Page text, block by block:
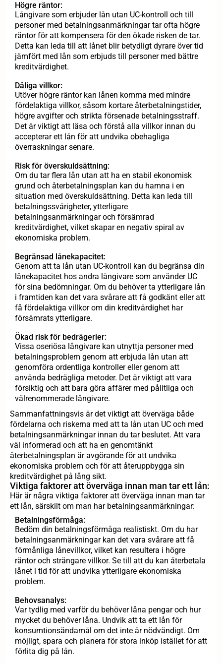
Högre räntor:
Långivare som erbjuder lån utan UC-kontroll och till
personer med betalningsanmärkningar tar ofta högre
räntor för att kompensera för den ökade risken de tar.
Detta kan leda till att lånet blir betydligt dyrare över tid
jämfört med lån som erbjuds till personer med bättre
kreditvärdighet.
Dåliga villkor:
Utöver högre räntor kan lånen komma med mindre
fördelaktiga villkor, såsom kortare återbetalningstider,
högre avgifter och strikta försenade betalningsstraff.
Det är viktigt att läsa och förstå alla villkor innan du
accepterar ett lån för att undvika obehagliga
överraskningar senare.
Risk för överskuldsättning:
Om du tar flera lån utan att ha en stabil ekonomisk
grund och återbetalningsplan kan du hamna i en
situation med överskuldsättning. Detta kan leda till
betalningssvårigheter, ytterligare
betalningsanmärkningar och försämrad
kreditvärdighet, vilket skapar en negativ spiral av
ekonomiska problem.
Begränsad lånekapacitet:
Genom att ta lån utan UC-kontroll kan du begränsa din
lånekapacitet hos andra långivare som använder UC
för sina bedömningar. Om du behöver ta ytterligare lån
i framtiden kan det vara svårare att få godkänt eller att
få fördelaktiga villkor om din kreditvärdighet har
försämrats ytterligare.
Ökad risk för bedrägerier:
Vissa oseriösa långivare kan utnyttja personer med
betalningsproblem genom att erbjuda lån utan att
genomföra ordentliga kontroller eller genom att
använda bedrägliga metoder. Det är viktigt att vara
försiktig och att bara göra affärer med pålitliga och
välrenommerade långivare.
Sammanfattningsvis är det viktigt att överväga både
fördelarna och riskerna med att ta lån utan UC och med
betalningsanmärkningar innan du tar beslutet. Att vara
väl informerad och att ha en genomtänkt
återbetalningsplan är avgörande för att undvika
ekonomiska problem och för att återuppbygga sin
kreditvärdighet på lång sikt.
Viktiga faktorer att överväga innan man tar ett lån:
Här är några viktiga faktorer att överväga innan man tar
ett lån, särskilt om man har betalningsanmärkningar:
Betalningsförmåga:
Bedöm din betalningsförmåga realistiskt. Om du har
betalningsanmärkningar kan det vara svårare att få
förmånliga lånevillkor, vilket kan resultera i högre
räntor och strängare villkor. Se till att du kan återbetala
lånet i tid för att undvika ytterligare ekonomiska
problem.
Behovsanalys:
Var tydlig med varför du behöver låna pengar och hur
mycket du behöver låna. Undvik att ta ett lån för
konsumtionsändamål om det inte är nödvändigt. Om
möjligt, spara och planera för stora inköp istället för att
förlita dig på lån.